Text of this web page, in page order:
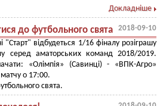
Докладніше
до футбольного свята 2018-09-10
"Старт" відбудеться 1/16 фіналу розіграшу
серед аматорських команд 2018/2019.
«Олімпія» (Савинці) - «ВПК-Агро»
о 17:00.
свята.